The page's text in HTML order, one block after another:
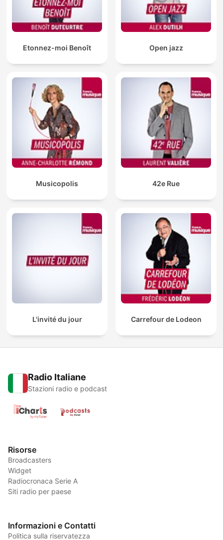
Etonnez-moi Benoît Open jazz
Musicopolis 42e Rue
L'invité du jour Carrefour de Lodeon
Radio Italiane
Stazioni radio e podcast
Risorse
Broadcasters
Widget
Radiocronaca Serie A
Siti radio per paese
Informazioni e Contatti
Politica sulla riservatezza